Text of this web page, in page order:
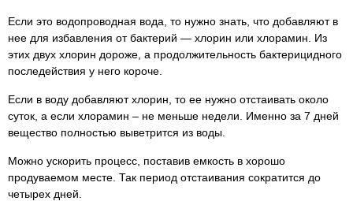
Если это водопроводная вода, то нужно знать, что добавляют в
нее для избавления от бактерий — хлорин или хлорамин. Из
этих двух хлорин дороже, а продолжительность бактерицидного
последействия у него короче.
Если в воду добавляют хлорин, то ее нужно отстаивать около
суток, а если хлорамин – не меньше недели. Именно за 7 дней
вещество полностью выветрится из воды.
Можно ускорить процесс, поставив емкость в хорошо
продуваемом месте. Так период отстаивания сократится до
четырех дней.